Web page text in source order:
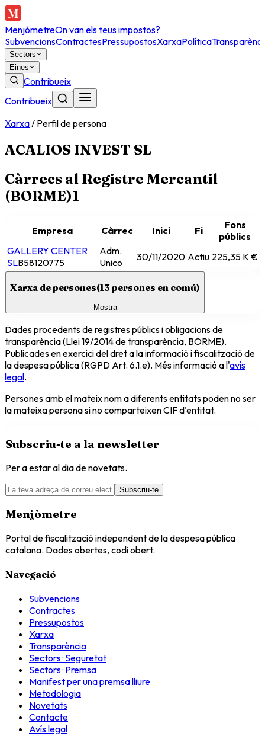
MenjòmetreOn van els teus impostos?
SubvencionsContractesPressupostosXarxaPolítica
Sectors
Eines
Contribueix
Contribueix
Xarxa/ Perfil de persona
ACALIOS INVEST SL
Càrrecs al Registre Mercantil
(BORME)1
Empresa Càrrec Inici Fi
Fons
públics
GALLERY CENTER
SLB58120775
Adm.
Unico
30/11/2020 Actiu 225,35 K €
Xarxa de persones(13 persones en comú)
Mostra
Dades procedents de registres públics i obligacions de
transparència (Llei 19/2014 de transparència, BORME).
Publicades en exercici del dret a la informació i fiscalització de
la despesa pública (RGPD Art. 6.1.e). Més informació a l'avís
legal.
Persones amb el mateix nom a diferents entitats poden no ser
la mateixa persona si no comparteixen CIF d'entitat.
Subscriu-te a la newsletter
Per a estar al dia de novetats.
Subscriu-te
Menjòmetre
Portal de fiscalització independent de la despesa pública
catalana. Dades obertes, codi obert.
Navegació
Subvencions
Contractes
Pressupostos
Xarxa
Transparència
Sectors · Seguretat
Sectors · Premsa
Manifest per una premsa lliure
Metodologia
Novetats
Contacte
Avís legal